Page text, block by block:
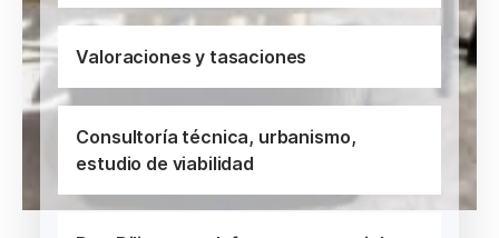
Valoraciones y tasaciones
Consultoría técnica, urbanismo,
estudio de viabilidad